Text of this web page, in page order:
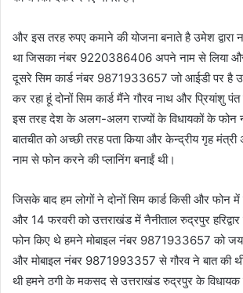
और इस तरह रुपए कमाने की योजना बनाते है उमेश द्वारा
था जिसका नंबर 9220386406 अपने नाम से लिया और
दूसरे सिम कार्ड नंबर 9871933657 जो आईडी पर है
कर रहा हूं दोनों सिम कार्ड मैंने गौरव नाथ और प्रियांशु
इस तरह देश के अलग-अलग राज्यों के विधायकों के फोन
बातचीत को अच्छी तरह पता किया और केन्द्रीय गृह
नाम से फोन करने की प्लानिंग बनाईं थी।
जिसके बाद हम लोगों ने दोनों सिम कार्ड किसी और फोन
और 14 फरवरी को उत्तराखंड में नैनीताल रुद्रपुर हरिद्वार
फोन किए थे हमने मोबाइल नंबर 9871933657 को जय
और मोबाइल नंबर 9871993357 से गौरव ने बात की
थी हमने ठगी के मकसद से उत्तराखंड रुद्रपुर के विधायक